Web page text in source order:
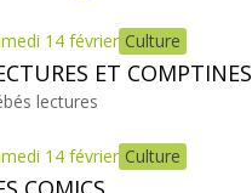
14 février Culture
ET COMPTINES
lectures
14 février Culture